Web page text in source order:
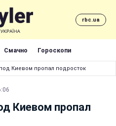
rbc.ua
Смачно Гороскопи
Киевом пропал подросток
Киевом пропал